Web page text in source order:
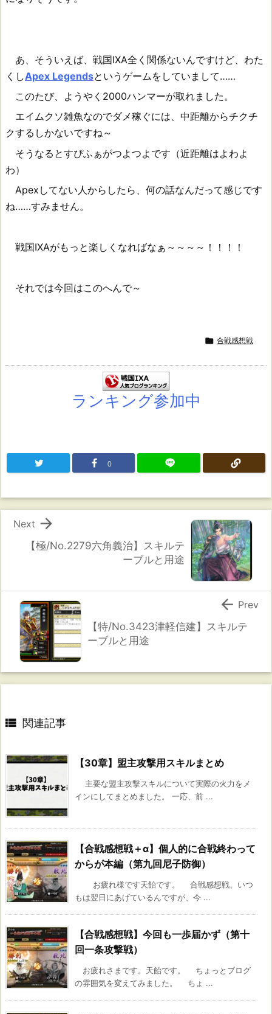
あ、そういえば、戦国IXA全く関係ないんですけど、わた
くしApex Legendsというゲームをしていまして……
このたび、ようやく2000ハンマーが取れました。
エイムクソ雑魚なのでダメ稼ぐには、中距離からチクチ
クするしかないですね～
そうなるとすぴふぁがつよつよです（近距離はよわよ
わ）
Apexしてない人からしたら、何の話なんだって感じです
ね……すみません。
戦国IXAがもっと楽しくなればなぁ～～～～！！！！
それでは今回はこのへんで～
 合戦感想戦
ランキング参加中
0
【極/No.2279六角義治】スキルテ
ーブルと用途

Next
【特/No.3423津軽信建】スキルテ
ーブルと用途
 Prev
 関連記事
【30章】盟主攻撃用スキルまとめ
主要な盟主攻撃スキルについて実際の火力をメ
インにしてまとめました。 一応、前 ...
【合戦感想戦＋α】個人的に合戦終わって
からが本編（第九回尼子防御）
お疲れ様です天飴です。 合戦感想戦、いつ
もは翌日にあげているんですが、今 ...
【合戦感想戦】今回も一歩届かず（第十
回一条攻撃戦）
お疲れさまです。天飴です。 ちょっとブログ
の雰囲気を変えてみました。 ちょ ...